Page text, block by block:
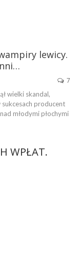
lewicy.
7
wielki skandal,
producent
młodymi płochymi
WPŁAT.